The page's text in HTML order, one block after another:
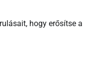
hogy erősítse a